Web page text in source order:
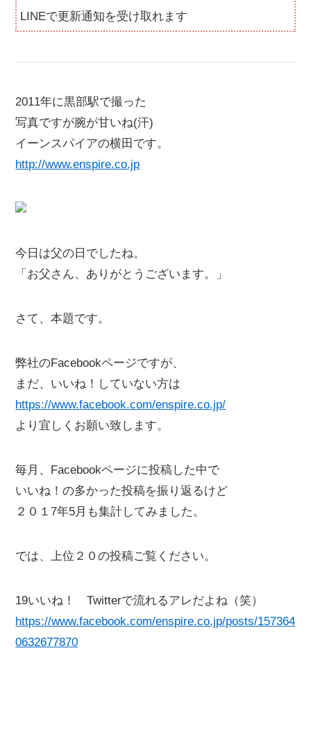
LINEで更新通知を受け取れます
2011年に黒部駅で撮った
写真ですが腕が甘いね(汗)
イーンスパイアの横田です。
http://www.enspire.co.jp
今日は父の日でしたね。
「お父さん、ありがとうございます。」
さて、本題です。
弊社のFacebookページですが、
まだ、いいね！していない方は
https://www.facebook.com/enspire.co.jp/
より宜しくお願い致します。
毎月、Facebookページに投稿した中で
いいね！の多かった投稿を振り返るけど
２０１7年5月も集計してみました。
では、上位２０の投稿ご覧ください。
19いいね！ Twitterで流れるアレだよね（笑）
https://www.facebook.com/enspire.co.jp/posts/157364
0632677870